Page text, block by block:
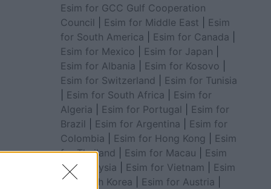
Esim for GCC Gulf Cooperation
Council
Esim for Middle East
Esim
for South America
Esim for Canada
Esim for Mexico
Esim for Japan
Esim for Albania
Esim for Kosovo
Esim for Switzerland
Esim for Tunisia
Esim for South Africa
Esim for
Algeria
Esim for Portugal
Esim for
Brazil
Esim for Argentina
Esim for
Colombia
Esim for Hong Kong
Esim
for Thailand
Esim for Macau
Esim
for Malaysia
Esim for Vietnam
Esim
for South Korea
Esim for Austria